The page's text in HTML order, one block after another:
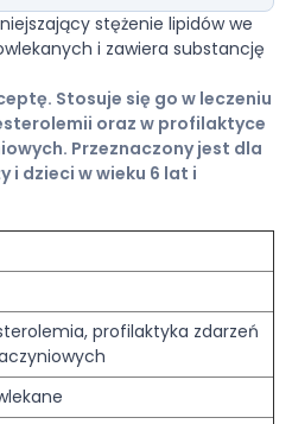
stężenie lipidów we
i zawiera substancję
Stosuje się go w leczeniu
oraz w profilaktyce
Przeznaczony jest dla
i dzieci w wieku 6 lat i
profilaktyka zdarzeń